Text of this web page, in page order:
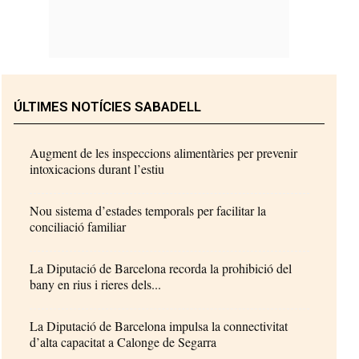
ÚLTIMES NOTÍCIES SABADELL
Augment de les inspeccions alimentàries per prevenir
intoxicacions durant l’estiu
Nou sistema d’estades temporals per facilitar la
conciliació familiar
La Diputació de Barcelona recorda la prohibició del
bany en rius i rieres dels...
La Diputació de Barcelona impulsa la connectivitat
d’alta capacitat a Calonge de Segarra